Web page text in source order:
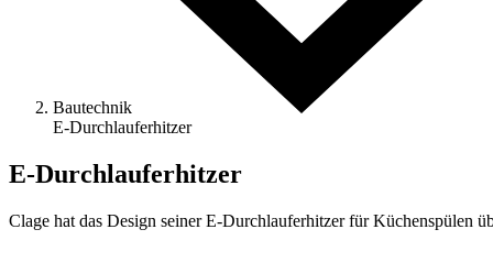
Bautechnik
E-Durchlauf­erhitzer
E-Durchlauf­erhitzer
Clage hat das Design seiner E-Durchlauferhitzer für Küchenspülen